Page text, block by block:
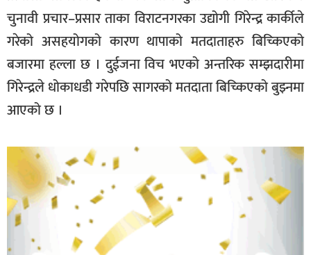
चुनावी प्रचार–प्रसार ताका विराटनगरका उद्योगी गिरेन्द्र कार्कीले
गरेको असहयोगको कारण थापाको मतदाताहरु बिच्किएको
बजारमा हल्ला छ । दुईजना विच भएको अन्तरिक सम्झदारीमा
गिरेन्द्रले धोकाधडी गरेपछि सागरको मतदाता बिच्किएको बुझ्नमा
आएको छ ।